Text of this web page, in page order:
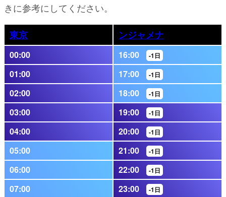
きに参考にしてください。
東京 ンジャメナ
00:00 16:00 -1日
01:00 17:00 -1日
02:00 18:00 -1日
03:00 19:00 -1日
04:00 20:00 -1日
05:00 21:00 -1日
06:00 22:00 -1日
07:00 23:00 -1日